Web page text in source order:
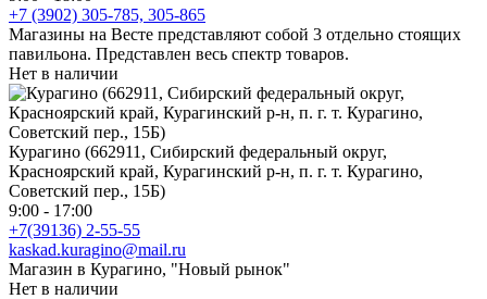
+7 (3902) 305-785, 305-865
Магазины на Весте представляют собой 3 отдельно стоящих
павильона. Представлен весь спектр товаров.
Нет в наличии
Курагино (662911, Сибирский федеральный округ,
Красноярский край, Курагинский р-н, п. г. т. Курагино,
Советский пер., 15Б)
9:00 - 17:00
+7(39136) 2-55-55
kaskad.kuragino@mail.ru
Магазин в Курагино, "Новый рынок"
Нет в наличии